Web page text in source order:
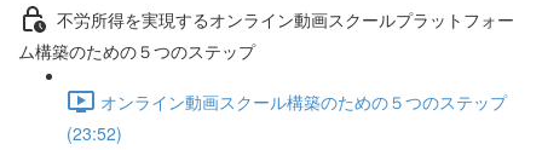
不労所得を実現するオンライン動画スクールプラットフォー
ム構築のための５つのステップ
オンライン動画スクール構築のための５つのステップ
(23:52)